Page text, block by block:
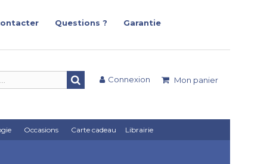
Questions ?
Garantie
Mon panier
Connexion
Occasions Carte cadeau Librairie